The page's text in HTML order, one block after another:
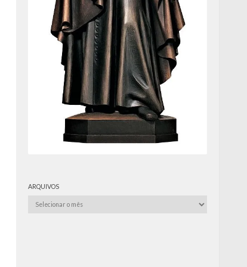
ARQUIVOS
Arquivos